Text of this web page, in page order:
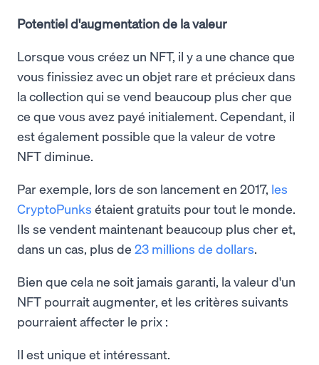
Potentiel d'augmentation de la valeur
Lorsque vous créez un NFT, il y a une chance que
vous finissiez avec un objet rare et précieux dans
la collection qui se vend beaucoup plus cher que
ce que vous avez payé initialement. Cependant, il
est également possible que la valeur de votre
NFT diminue.
Par exemple, lors de son lancement en 2017, les
CryptoPunks étaient gratuits pour tout le monde.
Ils se vendent maintenant beaucoup plus cher et,
dans un cas, plus de 23 millions de dollars.
Bien que cela ne soit jamais garanti, la valeur d'un
NFT pourrait augmenter, et les critères suivants
pourraient affecter le prix :
Il est unique et intéressant.